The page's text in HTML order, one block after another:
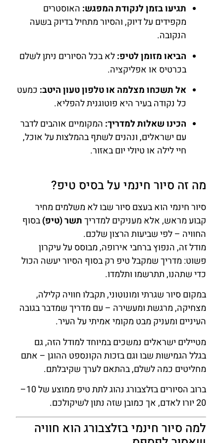
תגיעו בזמן לנקודת המפגש: האוסטרים
מקפידים על דיוק, והסיור מתחיל בדיוק בשעה
הנקובה.
הביאו מזומן לטיפ:לא בכל הסיורים ניתן לשלם
בכרטיס או אפליקציה.
אל תשכחו מצלמה או טלפון טעון היטב: כמעט
כל נקודה בעיר היא פוטוגנית להפליא.
הכינו שאלות למדריך: המקומיים אוהבים לדבר
עם ישראלים, ונהנים לשתף בהמלצות על אוכל,
חיי לילה או טיולי יום באזור.
מה זה סיור חינמי על בסיס טיפ?
סיור חינמי הוא בעצם סיור שבו לא משלמים מחיר
קבוע מראש, אלא מעניקים למדריךתשר (טיפ)בסוף
החוויה – לפי שביעות הרצון שלכם.
מודל זה, הנפוץ ברחבי אירופה, מבוסס על עיקרון
פשוט: מדריך שמקבל טיפ רק בסוף הסיור יעשה הכול
כדי שתהנו, תתרשמו ותלמדו.
במקום סיור שגרתי ומונוטוני, תקבלו חוויה קלילה,
מצחיקה, מרגשת ומעשירה – עם מדריך שמדבר בגובה
העיניים ומעניק מבט מקומי אמיתי על העיר.
מטיילים ישראלים נמשכים במיוחד למודל הזה, גם
בגלל הגמישות שבו וגם בזכות הקונספט ההוגן – אתם
מחליטים כמה לשלם, בהתאם לערך שקיבלתם.
ברוב הסיורים בזלצבורג נהוג לתת טיפ ממוצע של 10–
20 יורו לאדם, אך כמובן שזה נתון לשיקולכם.
למה סיור חינמי בזלצבורג הוא חוויה